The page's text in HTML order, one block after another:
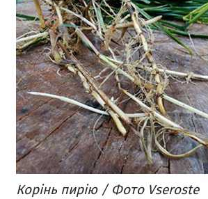
Корінь пирію / Фото Vseroste